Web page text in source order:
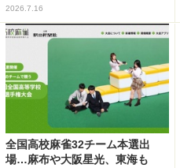
2026.7.16
全国高校麻雀32チーム本選出
場…麻布や大阪星光、東海も